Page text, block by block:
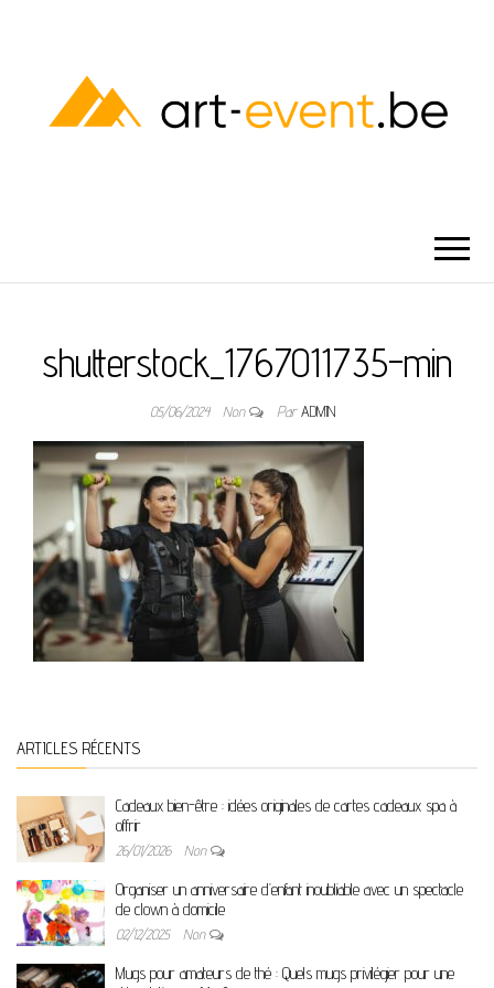
shutterstock_1767011735-min
05/06/2024 Non ParADMIN
ARTICLES RÉCENTS
Cadeaux bien-être : idées originales de cartes cadeaux spa à
offrir
26/01/2026 Non
Organiser un anniversaire d’enfant inoubliable avec un spectacle
de clown à domicile
02/12/2025 Non
Mugs pour amateurs de thé : Quels mugs privilégier pour une